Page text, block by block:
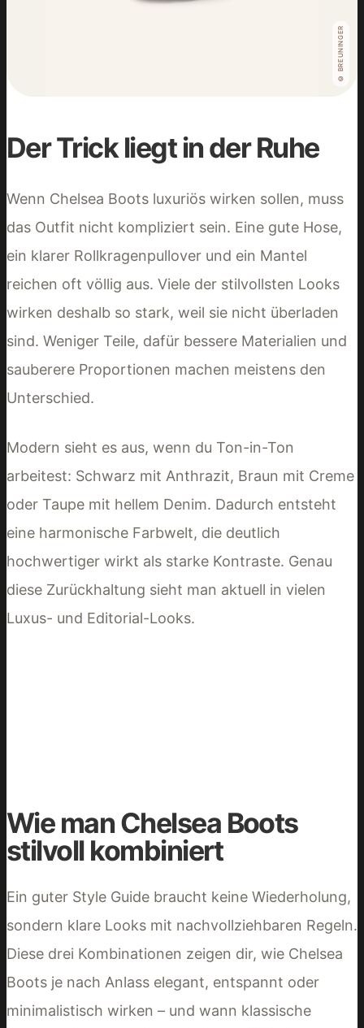
© BREUNINGER
Der Trick liegt in der Ruhe
Wenn Chelsea Boots luxuriös wirken sollen, muss
das Outfit nicht kompliziert sein. Eine gute Hose,
ein klarer Rollkragenpullover und ein Mantel
reichen oft völlig aus. Viele der stilvollsten Looks
wirken deshalb so stark, weil sie nicht überladen
sind. Weniger Teile, dafür bessere Materialien und
sauberere Proportionen machen meistens den
Unterschied.
Modern sieht es aus, wenn du Ton-in-Ton
arbeitest: Schwarz mit Anthrazit, Braun mit Creme
oder Taupe mit hellem Denim. Dadurch entsteht
eine harmonische Farbwelt, die deutlich
hochwertiger wirkt als starke Kontraste. Genau
diese Zurückhaltung sieht man aktuell in vielen
Luxus- und Editorial-Looks.
Wie man Chelsea Boots
stilvoll kombiniert
Ein guter Style Guide braucht keine Wiederholung,
sondern klare Looks mit nachvollziehbaren Regeln.
Diese drei Kombinationen zeigen dir, wie Chelsea
Boots je nach Anlass elegant, entspannt oder
minimalistisch wirken – und wann klassische